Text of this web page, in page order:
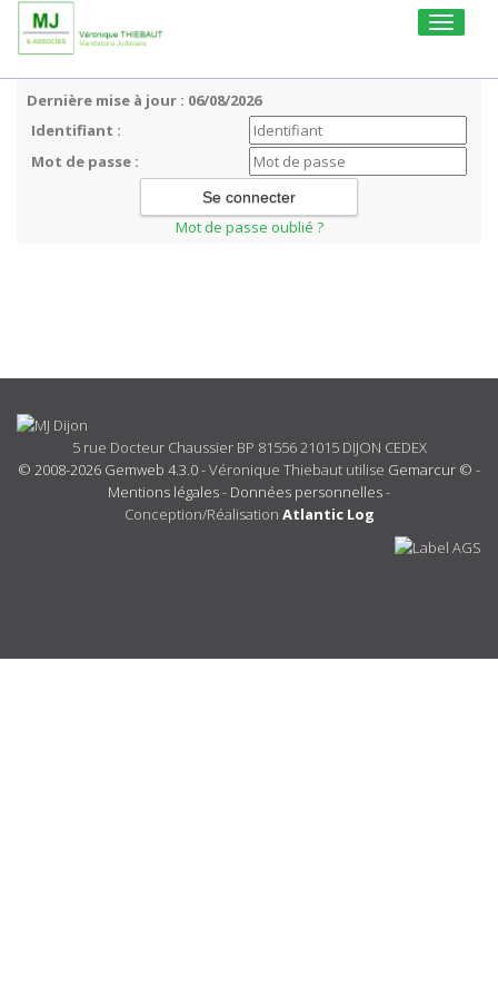
Toggle
Dernière mise à jour : 06/08/2026
Identifiant :
Mot de passe :
Mot de passe oublié ?
5 rue Docteur Chaussier BP 81556 21015 DIJON CEDEX
© 2008-2026 Gemweb 4.3.0- Véronique Thiebaut utilise Gemarcur © -
Mentions légales- Données personnelles-
Conception/Réalisation Atlantic Log